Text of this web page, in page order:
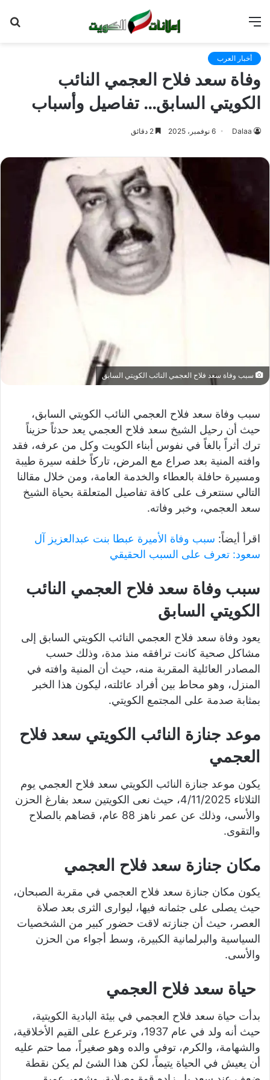
أخبار العرب
وفاة سعد فلاح العجمي النائب
الكويتي السابق… تفاصيل وأسباب
Dalaa 6 نوفمبر، 2025
سبب وفاة سعد فلاح العجمي النائب الكويتي السابق
سبب وفاة سعد فلاح العجمي النائب الكويتي السابق،
حيث أن رحيل الشيخ سعد فلاح العجمي يعد حدثاً حزيناً
ترك أثراً بالغاً في نفوس أبناء الكويت وكل من عرفه، فقد
وافته المنية بعد صراع مع المرض، تاركاً خلفه سيرة طيبة
ومسيرة حافلة بالعطاء والخدمة العامة، ومن خلال مقالنا
التالي سنتعرف على كافة تفاصيل المتعلقة بحياة الشيخ
سعد العجمي، وخبر وفاته.
اقرأ أيضاً: سبب وفاة الأميرة عبطا بنت عبدالعزيز آل
سعود: تعرف على السبب الحقيقي
سبب وفاة سعد فلاح العجمي النائب
الكويتي السابق
يعود وفاة سعد فلاح العجمي النائب الكويتي السابق إلى
مشاكل صحية كانت ترافقه منذ مدة، وذلك حسب
المصادر العائلية المقربة منه، حيث أن المنية وافته في
المنزل، وهو محاط بين أفراد عائلته، ليكون هذا الخبر
بمثابة صدمة على المجتمع الكويتي.
موعد جنازة النائب الكويتي سعد فلاح
العجمي
يكون موعد جنازة النائب الكويتي سعد فلاح العجمي يوم
الثلاثاء 4/11/2025، حيث نعى الكويتين سعد بفارغ الحزن
والأسى، وذلك عن عمر ناهز 88 عام، قضاهم بالصلاح
والتقوى.
مكان جنازة سعد فلاح العجمي
يكون مكان جنازة سعد فلاح العجمي في مقربة الصبحان،
حيث يصلى على جثمانه فيها، ليوارى الثرى بعد صلاة
العصر، حيث أن جنازته لاقت حضور كبير من الشخصيات
السياسية والبرلمانية الكبيرة، وسط أجواء من الحزن
والأسى.
حياة سعد فلاح العجمي
بدأت حياة سعد فلاح العجمي في بيئة البادية الكويتية،
حيث أنه ولد في عام 1937، وترعرع على القيم الأخلاقية،
والشهامة، والكرم، توفي والده وهو صغيراً، مما حتم عليه
أن يعيش في الحياة يتيماً، لكن هذا الشئ لم يكن نقطة